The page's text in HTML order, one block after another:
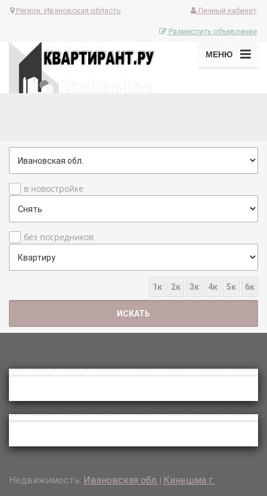
Регион: Ивановская область Личный кабинет
Разместить объявление
МЕНЮ
в новостройке
без посредников
1к 2к 3к 4к 5к 6к
Недвижимость: Ивановская обл. Кинешма г.